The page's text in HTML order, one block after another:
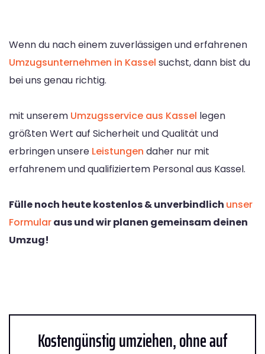
Wenn du nach einem zuverlässigen und erfahrenen
Umzugsunternehmen in Kassel suchst, dann bist du
bei uns genau richtig.
mit unserem Umzugsservice aus Kassel legen
größten Wert auf Sicherheit und Qualität und
erbringen unsere Leistungen daher nur mit
erfahrenem und qualifiziertem Personal aus Kassel.
Fülle noch heute kostenlos & unverbindlich unser
Formularaus und wir planen gemeinsam deinen
Umzug!
Kostengünstig umziehen, ohne auf